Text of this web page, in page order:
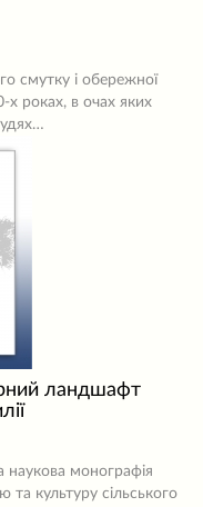
смутку і обережної
роках, в очах яких
ландшафт
монографія
та культуру сільського